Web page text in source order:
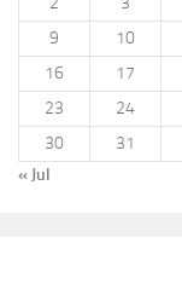
9
10
16
17
23
24
30
31
« Jul